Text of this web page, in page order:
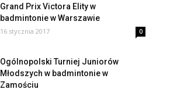
Grand Prix Victora Elity w
badmintonie w Warszawie
16 stycznia 2017 0
Ogólnopolski Turniej Juniorów
Młodszych w badmintonie w
Zamościu